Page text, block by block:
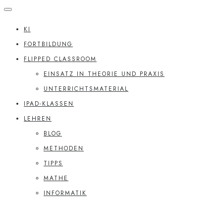
KI
FORTBILDUNG
FLIPPED CLASSROOM
EINSATZ IN THEORIE UND PRAXIS
UNTERRICHTSMATERIAL
IPAD-KLASSEN
LEHREN
BLOG
METHODEN
TIPPS
MATHE
INFORMATIK